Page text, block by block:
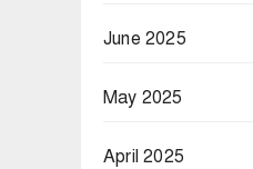
June 2025
May 2025
April 2025